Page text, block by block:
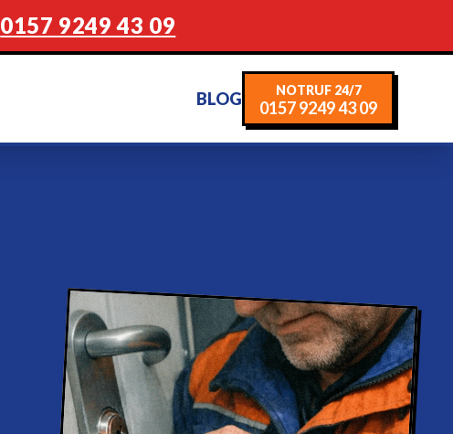
0157 9249 43 09
BLOG NOTRUF 24/7
0157 9249 43 09